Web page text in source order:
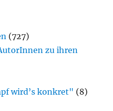
(727)
zu ihren
wird’s konkret" (8)